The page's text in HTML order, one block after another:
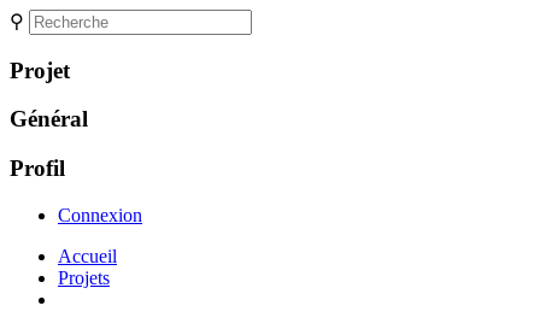
⚲
Projet
Général
Profil
Connexion
Accueil
Projets